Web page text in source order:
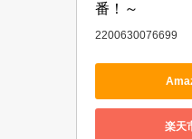
番！～
2200630076699
楽天